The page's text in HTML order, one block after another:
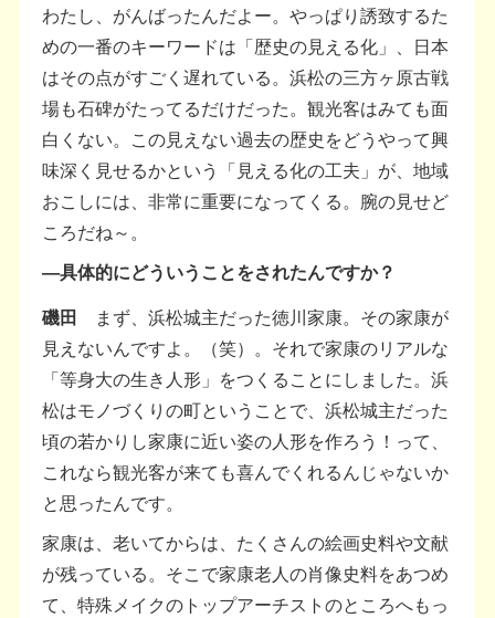
わたし、がんばったんだよー。やっぱり誘致するた
めの一番のキーワードは「歴史の見える化」、日本
はその点がすごく遅れている。浜松の三方ヶ原古戦
場も石碑がたってるだけだった。観光客はみても面
白くない。この見えない過去の歴史をどうやって興
味深く見せるかという「見える化の工夫」が、地域
おこしには、非常に重要になってくる。腕の見せど
ころだね～。
―具体的にどういうことをされたんですか？
磯田 まず、浜松城主だった徳川家康。その家康が
見えないんですよ。（笑）。それで家康のリアルな
「等身大の生き人形」をつくることにしました。浜
松はモノづくりの町ということで、浜松城主だった
頃の若かりし家康に近い姿の人形を作ろう！って、
これなら観光客が来ても喜んでくれるんじゃないか
と思ったんです。
家康は、老いてからは、たくさんの絵画史料や文献
が残っている。そこで家康老人の肖像史料をあつめ
て、特殊メイクのトップアーチストのところへもっ